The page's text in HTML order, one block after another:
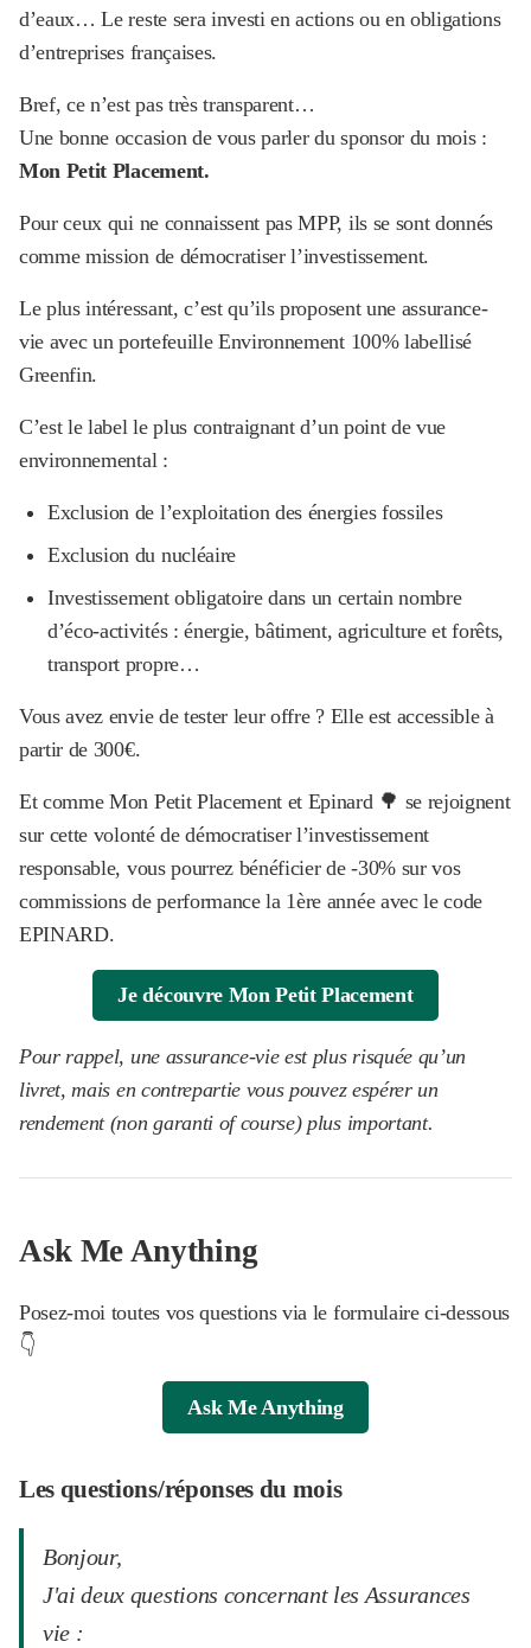
d’eaux… Le reste sera investi en actions ou en obligations
d’entreprises françaises.
Bref, ce n’est pas très transparent…
Une bonne occasion de vous parler du sponsor du mois :
Mon Petit Placement.
Pour ceux qui ne connaissent pas MPP, ils se sont donnés
comme mission de démocratiser l’investissement.
Le plus intéressant, c’est qu’ils proposent une assurance-
vie avec un portefeuille Environnement 100% labellisé
Greenfin.
C’est le label le plus contraignant d’un point de vue
environnemental :
Exclusion de l’exploitation des énergies fossiles
Exclusion du nucléaire
Investissement obligatoire dans un certain nombre
d’éco-activités : énergie, bâtiment, agriculture et forêts,
transport propre…
Vous avez envie de tester leur offre ? Elle est accessible à
partir de 300€.
Et comme Mon Petit Placement et Epinard 🌳 se rejoignent
sur cette volonté de démocratiser l’investissement
responsable, vous pourrez bénéficier de -30% sur vos
commissions de performance la 1ère année avec le code
EPINARD.
Je découvre Mon Petit Placement
Pour rappel, une assurance-vie est plus risquée qu’un
livret, mais en contrepartie vous pouvez espérer un
rendement (non garanti of course) plus important.
Ask Me Anything
Posez-moi toutes vos questions via le formulaire ci-dessous
👇
Ask Me Anything
Les questions/réponses du mois
Bonjour,
J'ai deux questions concernant les Assurances
vie :